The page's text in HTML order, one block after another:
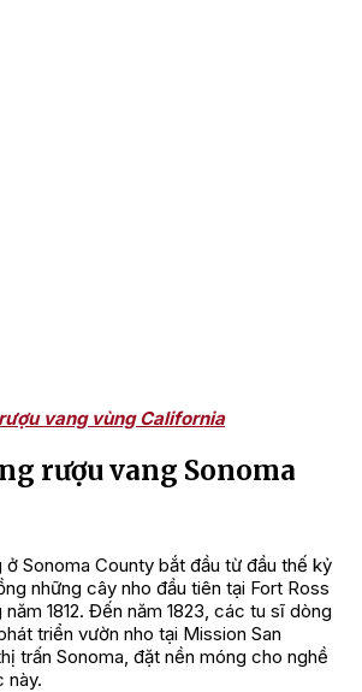
rượu vang vùng California
rượu vang Sonoma
Sonoma County bắt đầu từ đầu thế kỷ
những cây nho đầu tiên tại Fort Ross
1812. Đến năm 1823, các tu sĩ dòng
triển vườn nho tại Mission San
trấn Sonoma, đặt nền móng cho nghề
này.